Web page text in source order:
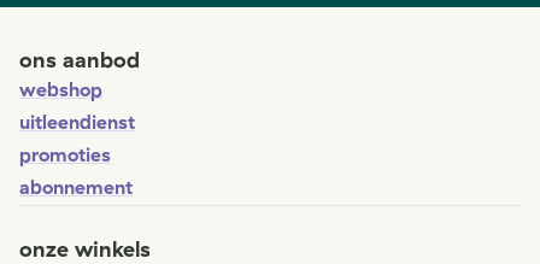
ons aanbod
webshop
uitleendienst
promoties
abonnement
onze winkels